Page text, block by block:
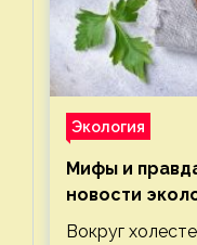
Экология
Мифы и
новости
Вокруг